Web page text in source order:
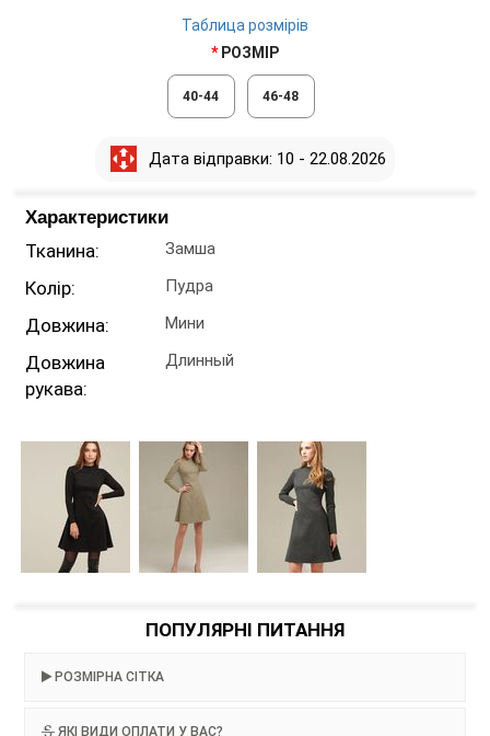
Таблица розмірів
РОЗМІР
40-44 46-48
Дата відправки: 10 - 22.08.2026
Характеристики
Тканина: Замша
Колір: Пудра
Довжина: Мини
Довжина
рукава:
Длинный
ПОПУЛЯРНІ ПИТАННЯ
РОЗМІРНА СІТКА
ЯКІ ВИДИ ОПЛАТИ У ВАС?